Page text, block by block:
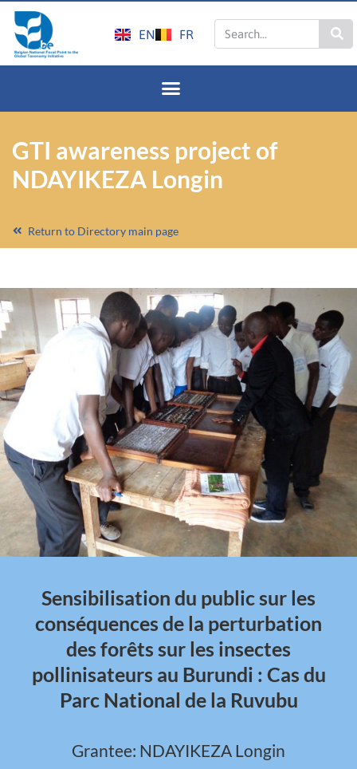
EN FR
GTI awareness project of
NDAYIKEZA Longin
Return to Directory main page
Sensibilisation du public sur les
conséquences de la perturbation
des forêts sur les insectes
pollinisateurs au Burundi : Cas du
Parc National de la Ruvubu
Grantee: NDAYIKEZA Longin